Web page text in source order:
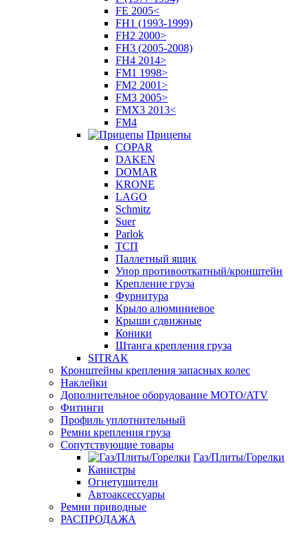
FE 2005<
FH1 (1993-1999)
FH2 2000>
FH3 (2005-2008)
FH4 2014>
FM1 1998>
FM2 2001>
FM3 2005>
FMX3 2013<
FM4
Прицепы
COPAR
DAKEN
DOMAR
KRONE
LAGO
Schmitz
Suer
Parlok
ТСП
Паллетный ящик
Упор противооткатный/кронштейн
Крепление груза
Фурнитура
Крыло алюминиевое
Крыши сдвижные
Коники
Штанга крепления груза
SITRAK
Кронштейны крепления запасных колес
Наклейки
Дополнительное оборудование MOTO/ATV
Фитинги
Профиль уплотнительный
Ремни крепления груза
Сопутствующие товары
Газ/Плиты/Горелки
Канистры
Огнетушители
Автоаксессуары
Ремни приводные
РАСПРОДАЖА